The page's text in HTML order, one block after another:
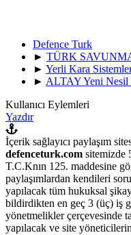
Defence Turk
► TÜRK
► Yerli Kara
► ALTAY Yeni Nesil
Kullanıcı Eylemleri
Yazdır
İçerik sağlayıcı paylaşım
defenceturk.com sitemizde
T.C.Knın 125. maddesine
paylaşımlardan kendileri
yapılacak tüm hukuksal
bildirdikten en geç 3 (üç) iş
yönetmelikler çerçevesinde
yapılacak ve site